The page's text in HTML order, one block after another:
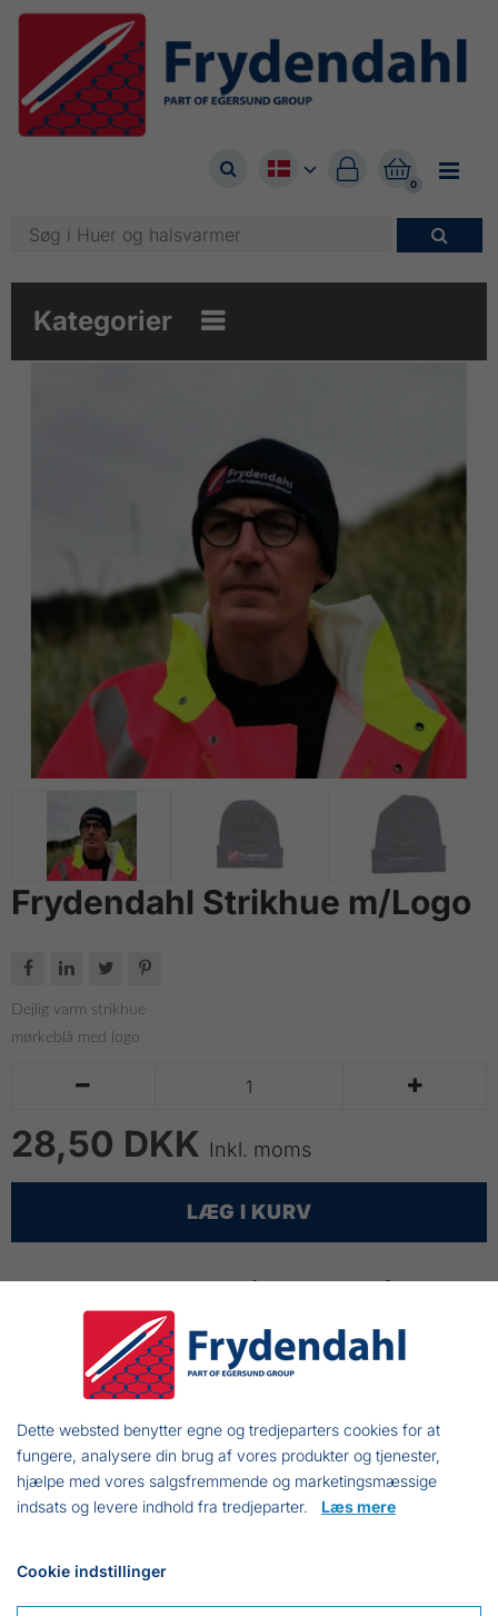


0


Kategorier 
Frydendahl Strikhue m/Logo
   
Dejlig varm strikhue
mørkeblå med logo
 
28,50 DKK Inkl. moms
LÆG I KURV
Frydendahl Strikhue m/Logo
Dejlig varm strikhue i mørkeblå med Frydendahl logo.
Huen sidder virkelig godt, holder hoved og ører varme i
Den er fremstillet i 100% polyacryl, så den holder
faconen, kan vaskes i maskinen og er et rigtig godt køb
til prisen.
Dette websted benytter egne og tredjeparters cookies for at
fungere, analysere din brug af vores produkter og tjenester,
hjælpe med vores salgsfremmende og marketingsmæssige
indsats og levere indhold fra tredjeparter. Læs mere
Cookie indstillinger